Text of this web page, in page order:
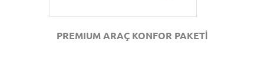
PREMIUM ARAÇ KONFOR PAKETİ